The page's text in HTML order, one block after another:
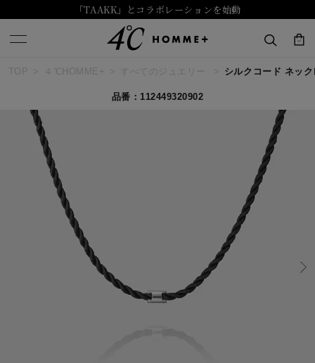
「TAAKK」とコラボレーションを始動
キーワードで検索する
人気検索キーワード
#ペア #エタニティ
#ダイヤモンド ネックレス
４℃ HOMME+
TOP ４℃HOMME+ すべてのジュエリー シルクコード ネッ
品番：112449320902